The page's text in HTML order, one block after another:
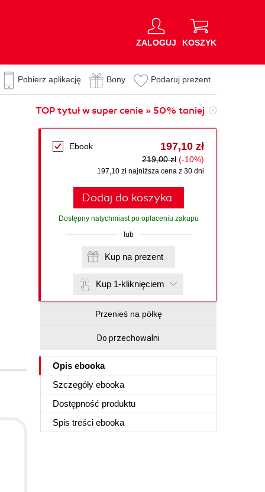
ZALOGUJ KOSZYK
Pobierz aplikację Bony Podaruj prezent
TOP tytuł w super cenie » 50% taniej
Ebook 197,10 zł
219,00 zł (-10%)
197,10 zł najniższa cena z 30 dni
Dodaj do koszyka
Dostępny natychmiast po opłaceniu zakupu
lub
Kup na prezent
Kup 1-kliknięciem
Przenieś na półkę
Do przechowalni
Opis ebooka
Szczegóły ebooka
Dostępność produktu
Spis treści ebooka